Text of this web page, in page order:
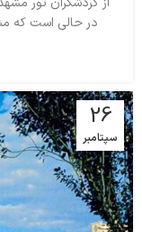
در حالی است که
26
سپتامبر